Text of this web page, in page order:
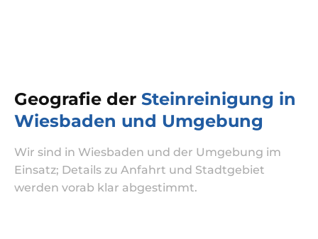
Geografie der Steinreinigung in
Wiesbaden und Umgebung
Wir sind in Wiesbaden und der Umgebung im
Einsatz; Details zu Anfahrt und Stadtgebiet
werden vorab klar abgestimmt.